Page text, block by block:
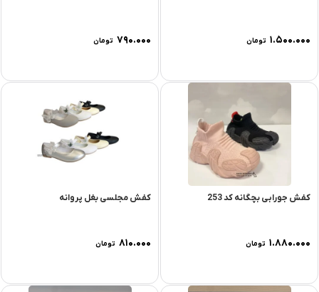
۱.۵۰۰.۰۰۰ تومان ۷۹۰.۰۰۰ تومان
کفش جورابی بچگانه کد 253
۱.۸۸۰.۰۰۰ تومان
کفش مجلسی بغل پروانه
۸۱۰.۰۰۰ تومان